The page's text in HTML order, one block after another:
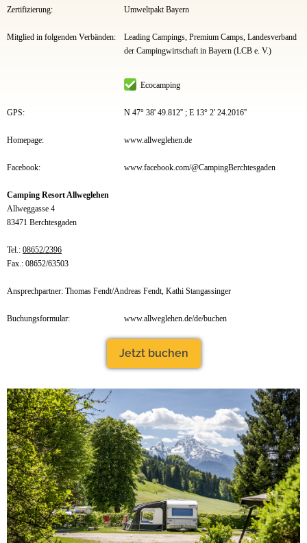
Zertifizierung: Umweltpakt Bayern
Mitglied in folgenden Verbänden:
Leading Campings, Premium Camps, Landesverband
der Campingwirtschaft in Bayern (LCB e. V.)
Ecocamping
GPS: N 47° 38' 49.812'' ; E 13° 2' 24.2016''
Homepage: www.allweglehen.de
Facebook: www.facebook.com/@CampingBerchtesgaden
Camping Resort Allweglehen
Allweggasse 4
83471 Berchtesgaden
Tel.: 08652/2396
Fax.: 08652/63503
Ansprechpartner: Thomas Fendt/Andreas Fendt, Kathi Stangassinger
Buchungsformular: www.allweglehen.de/de/buchen
Jetzt buchen